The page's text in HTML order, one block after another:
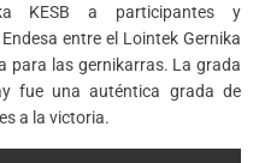
KESB a participantes y
entre el Lointek Gernika
para las gernikarras. La grada
fue una auténtica grada de
a la victoria.